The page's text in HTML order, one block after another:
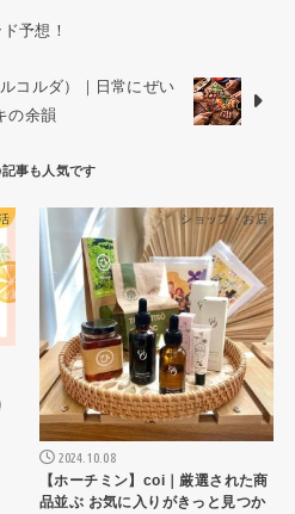
予想！
コルダ）｜日常にぜい
の余韻
ショップ・お店
2024.10.08
【ホーチミン】coi｜厳選された商
品並ぶ お気に入りがきっと見つか